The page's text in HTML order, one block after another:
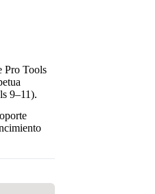
Pro Tools
9–11).